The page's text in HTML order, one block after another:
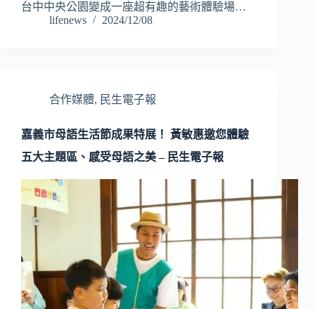
台中中央公園變成一座超有趣的藝術體驗場…
lifenews
2024/12/08
合作媒體, 民生電子報
嘉義市母語生活節成果特展！ 黃敏惠邀您體驗
五大主題區、感受母語之美 – 民生電子報